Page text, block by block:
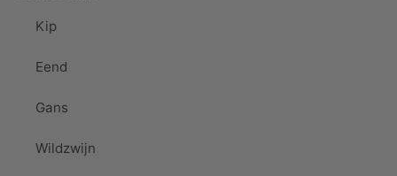
Kip
Eend
Gans
Wildzwijn